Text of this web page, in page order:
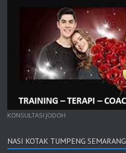
KONSULTASI JODOH
NASI KOTAK TUMPENG SEMARANG